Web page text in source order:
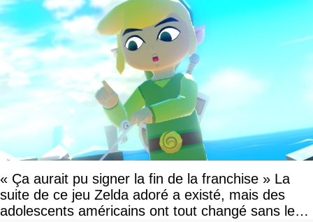
« Ça aurait pu signer la fin de la franchise » La
suite de ce jeu Zelda adoré a existé, mais des
adolescents américains ont tout changé sans le